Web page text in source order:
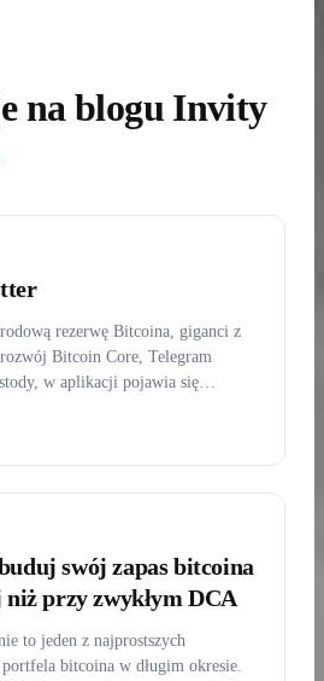
na blogu Invity
rezerwę Bitcoina, giganci z
Bitcoin Core, Telegram
w aplikacji pojawia się
swój zapas bitcoina
niż przy zwykłym DCA
to jeden z najprostszych
bitcoina w długim okresie.